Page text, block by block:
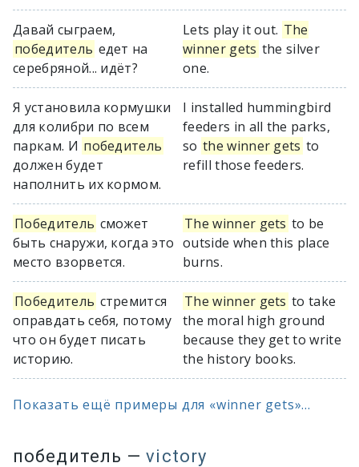
Давай сыграем,
победитель едет на
серебряной... идёт?
Lets play it out. The
winner gets the silver
one.
Я установила кормушки
для колибри по всем
паркам. И победитель
должен будет
наполнить их кормом.
I installed hummingbird
feeders in all the parks,
so the winner gets to
refill those feeders.
Победитель сможет
быть снаружи, когда это
место взорвется.
The winner gets to be
outside when this place
burns.
Победитель стремится
оправдать себя, потому
что он будет писать
историю.
The winner gets to take
the moral high ground
because they get to write
the history books.
Показать ещё примеры для «winner gets»...
победитель —victory